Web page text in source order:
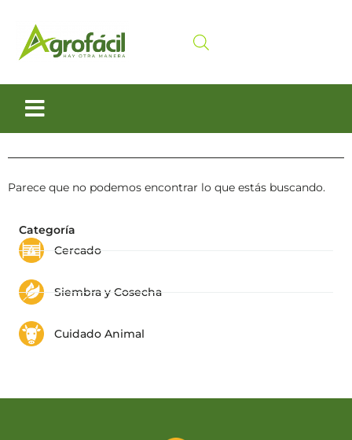
Categoría
Cercado
Siembra y Cosecha
Cuidado Animal
Parece que no podemos encontrar lo que estás buscando.